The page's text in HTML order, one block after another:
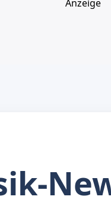
Anzeige